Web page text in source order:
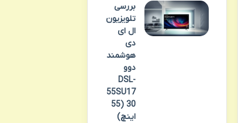
بررسی
تلویزیون
ال ای
دی
هوشمند
دوو
DSL-
55SU17
30 (55
اینچ)